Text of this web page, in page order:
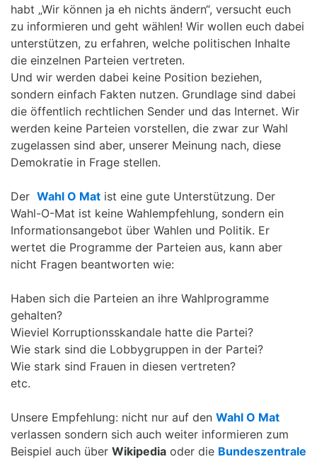
habt „Wir können ja eh nichts ändern“, versucht euch
zu informieren und geht wählen! Wir wollen euch dabei
unterstützen, zu erfahren, welche politischen Inhalte
die einzelnen Parteien vertreten.
Und wir werden dabei keine Position beziehen,
sondern einfach Fakten nutzen. Grundlage sind dabei
die öffentlich rechtlichen Sender und das Internet. Wir
werden keine Parteien vorstellen, die zwar zur Wahl
zugelassen sind aber, unserer Meinung nach, diese
Demokratie in Frage stellen.
Der Wahl O Mat ist eine gute Unterstützung. Der
Wahl-O-Mat ist keine Wahlempfehlung, sondern ein
Informationsangebot über Wahlen und Politik. Er
wertet die Programme der Parteien aus, kann aber
nicht Fragen beantworten wie:
Haben sich die Parteien an ihre Wahlprogramme
gehalten?
Wieviel Korruptionsskandale hatte die Partei?
Wie stark sind die Lobbygruppen in der Partei?
Wie stark sind Frauen in diesen vertreten?
etc.
Unsere Empfehlung: nicht nur auf den Wahl O Mat
verlassen sondern sich auch weiter informieren zum
Beispiel auch über Wikipedia oder die Bundeszentrale